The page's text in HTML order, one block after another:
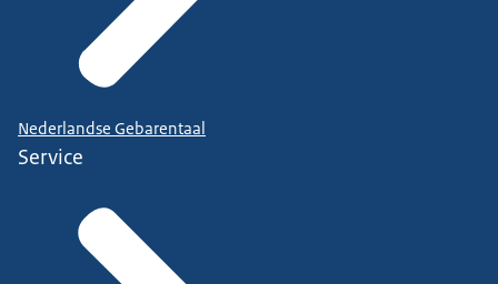
Nederlandse Gebarentaal
Service